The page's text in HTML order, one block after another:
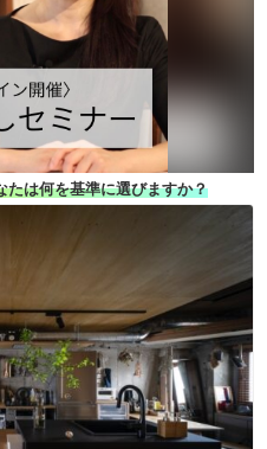
たは何を基準に選びますか？